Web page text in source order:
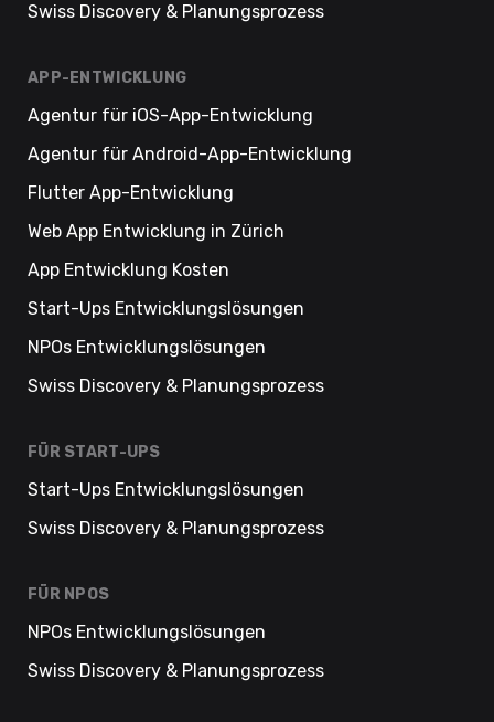
Swiss Discovery & Planungsprozess
APP-ENTWICKLUNG
Agentur für iOS-App-Entwicklung
Agentur für Android-App-Entwicklung
Flutter App-Entwicklung
Web App Entwicklung in Zürich
App Entwicklung Kosten
Start-Ups Entwicklungslösungen
NPOs Entwicklungslösungen
Swiss Discovery & Planungsprozess
FÜR START-UPS
Start-Ups Entwicklungslösungen
Swiss Discovery & Planungsprozess
FÜR NPOS
NPOs Entwicklungslösungen
Swiss Discovery & Planungsprozess